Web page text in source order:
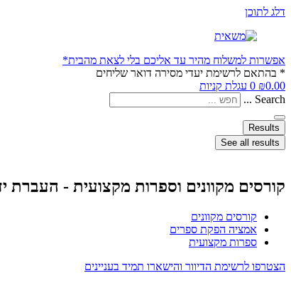
דלג לתוכן
אפשרות למשלוח מהיר עד אליכם בלי לצאת מהבית*
* בהתאם לרשימת יעדי מסירה דואר שליחים
₪0.00
0 עגלת קניות
Search ...
Results
See all results
קורסים מקוונים וספרות מקצועית - העברת
קורסים מקוונים
אמציה הפקת ספרים
ספרות מקצועית
הצטרפו לרשימת הדיוור והישארו תמיד בעניינים